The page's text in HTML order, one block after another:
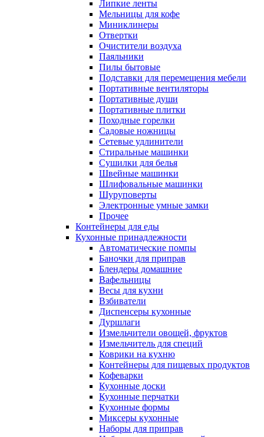
Липкие ленты
Мельницы для кофе
Миниклинеры
Отвертки
Очистители воздуха
Паяльники
Пилы бытовые
Подставки для перемещения мебели
Портативные вентиляторы
Портативные души
Портативные плитки
Походные горелки
Садовые ножницы
Сетевые удлинители
Стиральные машинки
Сушилки для белья
Швейные машинки
Шлифовальные машинки
Шуруповерты
Электронные умные замки
Прочее
Контейнеры для еды
Кухонные принадлежности
Автоматические помпы
Баночки для приправ
Блендеры домашние
Вафельницы
Весы для кухни
Взбиватели
Диспенсеры кухонные
Дуршлаги
Измельчители овощей, фруктов
Измельчитель для специй
Коврики на кухню
Контейнеры для пищевых продуктов
Кофеварки
Кухонные доски
Кухонные перчатки
Кухонные формы
Миксеры кухонные
Наборы для приправ